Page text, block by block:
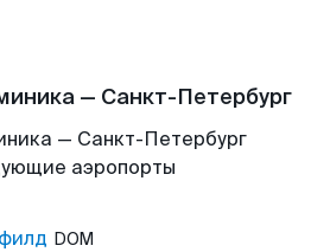
— Санкт-Петербург
— Санкт-Петербург
аэропорты
DOM